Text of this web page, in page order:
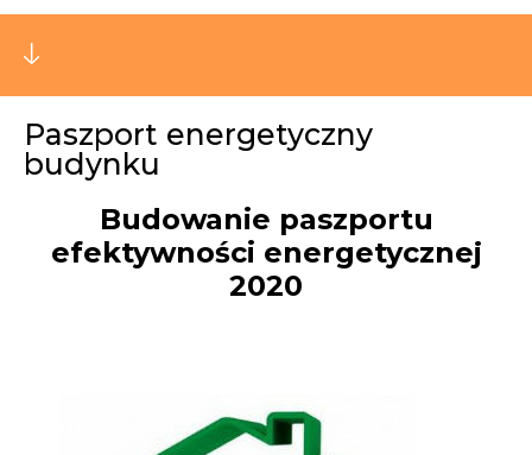
Paszport energetyczny
budynku
Budowanie paszportu
efektywności energetycznej
2020